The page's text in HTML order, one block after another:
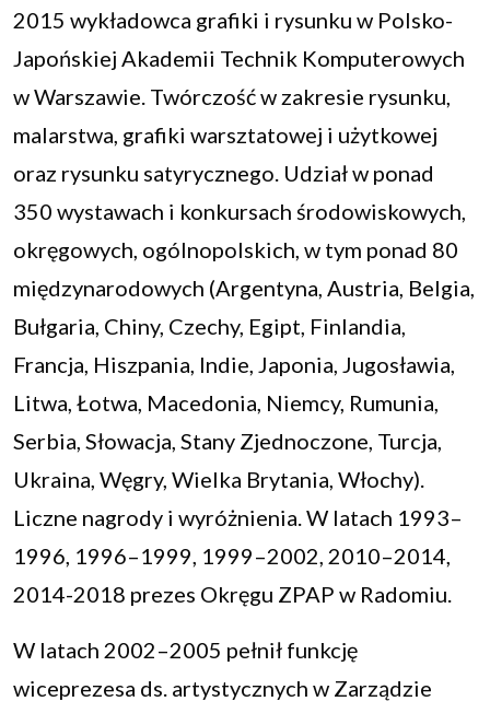
2015 wykładowca grafiki i rysunku w Polsko-
Japońskiej Akademii Technik Komputerowych
w Warszawie. Twórczość w zakresie rysunku,
malarstwa, grafiki warsztatowej i użytkowej
oraz rysunku satyrycznego. Udział w ponad
350 wystawach i konkursach środowiskowych,
okręgowych, ogólnopolskich, w tym ponad 80
międzynarodowych (Argentyna, Austria, Belgia,
Bułgaria, Chiny, Czechy, Egipt, Finlandia,
Francja, Hiszpania, Indie, Japonia, Jugosławia,
Litwa, Łotwa, Macedonia, Niemcy, Rumunia,
Serbia, Słowacja, Stany Zjednoczone, Turcja,
Ukraina, Węgry, Wielka Brytania, Włochy).
Liczne nagrody i wyróżnienia. W latach 1993–
1996, 1996–1999, 1999–2002, 2010–2014,
2014-2018 prezes Okręgu ZPAP w Radomiu.
W latach 2002–2005 pełnił funkcję
wiceprezesa ds. artystycznych w Zarządzie